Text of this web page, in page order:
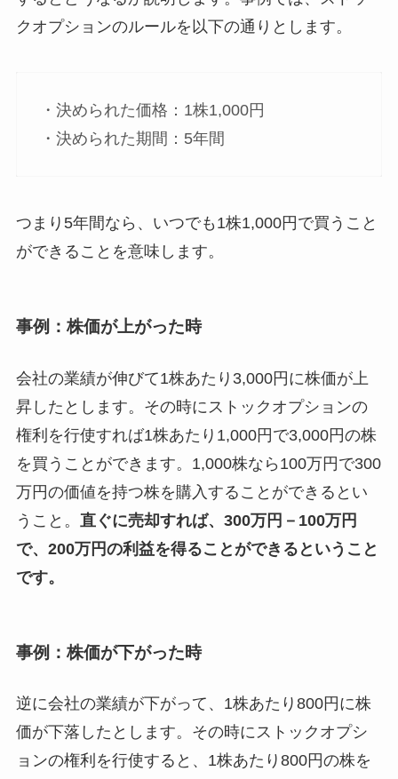
クオプションのルールを以下の通りとします。
・決められた価格：1株1,000円
・決められた期間：5年間
つまり5年間なら、いつでも1株1,000円で買うこと
ができることを意味します。
事例：株価が上がった時
会社の業績が伸びて1株あたり3,000円に株価が上
昇したとします。その時にストックオプションの
権利を行使すれば1株あたり1,000円で3,000円の株
を買うことができます。1,000株なら100万円で300
万円の価値を持つ株を購入することができるとい
うこと。 直ぐに売却すれば、300万円－100万円
で、200万円の利益を得ることができるということ
です。
事例：株価が下がった時
逆に会社の業績が下がって、1株あたり800円に株
価が下落したとします。その時にストックオプシ
ョンの権利を行使すると、1株あたり800円の株を